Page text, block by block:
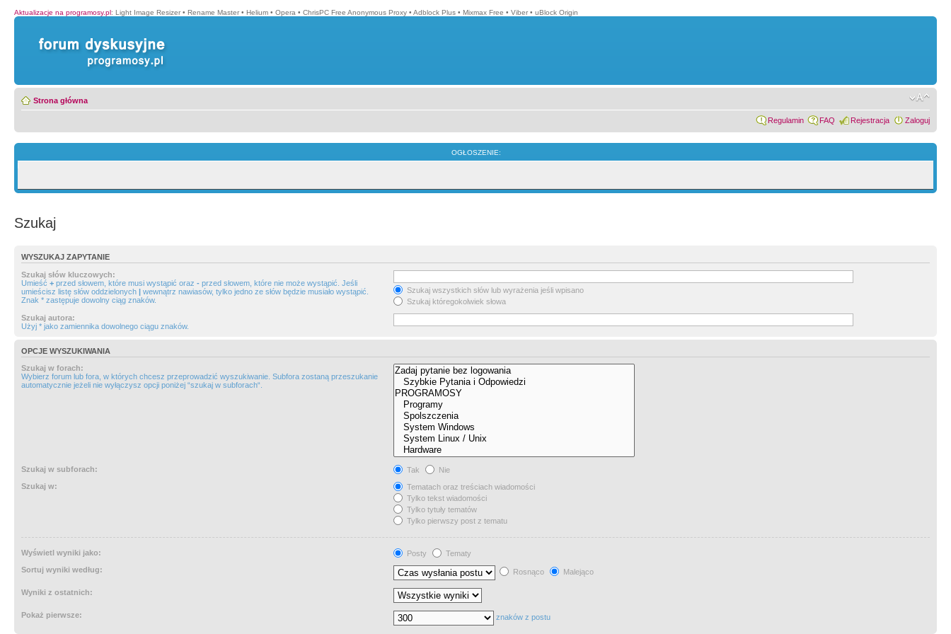
Aktualizacje na programosy.pl: Light Image Resizer • Rename Master • Helium • Opera • ChrisPC Free Anonymous Proxy • Adblock Plus • Mixmax Free • Viber • uBlock Origin
Strona główna
Regulamin FAQ Rejestracja Zaloguj
OGŁOSZENIE:
Szukaj
WYSZUKAJ ZAPYTANIE
Szukaj słów kluczowych:
Umieść + przed słowem, które musi wystąpić oraz - przed słowem, które nie może wystąpić. Jeśli
umieścisz listę słów oddzielonych | wewnątrz nawiasów, tylko jedno ze słów będzie musiało wystąpić.
Znak * zastępuje dowolny ciąg znaków.
Szukaj wszystkich słów lub wyrażenia jeśli wpisano
Szukaj któregokolwiek słowa
Szukaj autora:
Użyj * jako zamiennika dowolnego ciągu znaków.
OPCJE WYSZUKIWANIA
Szukaj w forach:
Wybierz forum lub fora, w których chcesz przeprowadzić wyszukiwanie. Subfora zostaną przeszukanie
automatycznie jeżeli nie wyłączysz opcji poniżej “szukaj w subforach“.
Szukaj w subforach: Tak
Nie
Szukaj w:
Tematach oraz treściach wiadomości
Tylko tekst wiadomości
Tylko tytuły tematów
Tylko pierwszy post z tematu
Wyświetl wyniki jako: Posty
Tematy
Sortuj wyniki według:
Rosnąco Malejąco
Wyniki z ostatnich:
Pokaż pierwsze: znaków z postu